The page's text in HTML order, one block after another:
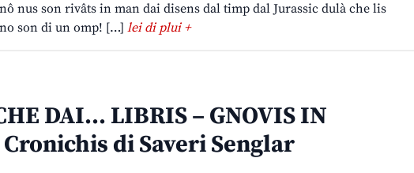
nus son rivâts in man dai disens dal timp dal Jurassic dulà che lis
son di un omp! […] lei di plui +
DAI… LIBRIS – GNOVIS IN
di Saveri Senglar